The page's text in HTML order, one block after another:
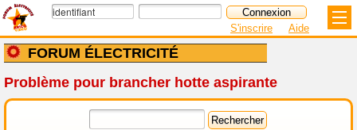
FORUM ÉLECTRICITÉ
S'inscrire Aide
Problème pour brancher hotte aspirante